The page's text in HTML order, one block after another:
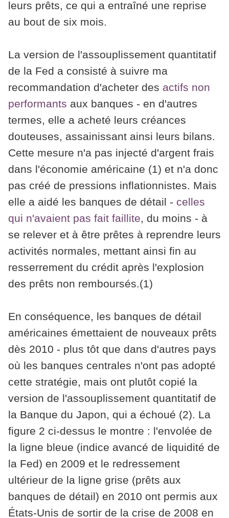
leurs prêts, ce qui a entraîné une reprise
au bout de six mois.
La version de l'assouplissement quantitatif
de la Fed a consisté à suivre ma
recommandation d'acheter des actifs non
performants aux banques - en d'autres
termes, elle a acheté leurs créances
douteuses, assainissant ainsi leurs bilans.
Cette mesure n'a pas injecté d'argent frais
dans l'économie américaine (1) et n'a donc
pas créé de pressions inflationnistes. Mais
elle a aidé les banques de détail - celles
qui n'avaient pas fait faillite, du moins - à
se relever et à être prêtes à reprendre leurs
activités normales, mettant ainsi fin au
resserrement du crédit après l'explosion
des prêts non remboursés.(1)
En conséquence, les banques de détail
américaines émettaient de nouveaux prêts
dès 2010 - plus tôt que dans d'autres pays
où les banques centrales n'ont pas adopté
cette stratégie, mais ont plutôt copié la
version de l'assouplissement quantitatif de
la Banque du Japon, qui a échoué (2). La
figure 2 ci-dessus le montre : l'envolée de
la ligne bleue (indice avancé de liquidité de
la Fed) en 2009 et le redressement
ultérieur de la ligne grise (prêts aux
banques de détail) en 2010 ont permis aux
États-Unis de sortir de la crise de 2008 en